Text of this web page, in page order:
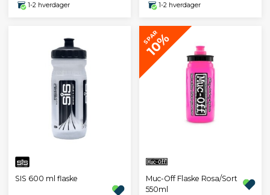
1-2 hverdager 1-2 hverdager
SIS 600 ml flaske
SPAR
10%
Muc-Off Flaske Rosa/Sort
550ml